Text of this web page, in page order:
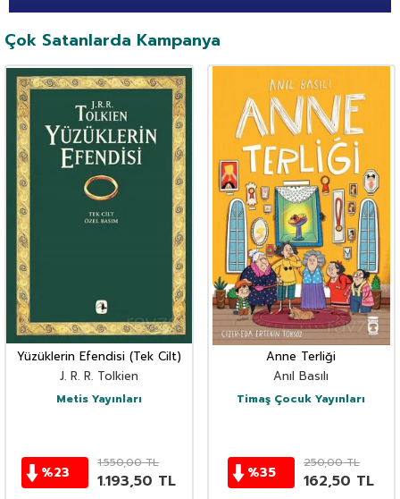
Çok Satanlarda Kampanya
Yüzüklerin Efendisi (Tek Cilt)
J. R. R. Tolkien
Metis Yayınları
%23
1.550,00TL
1.193,50 TL
Anne Terliği
Anıl Basılı
Timaş Çocuk Yayınları
%35
250,00TL
162,50 TL